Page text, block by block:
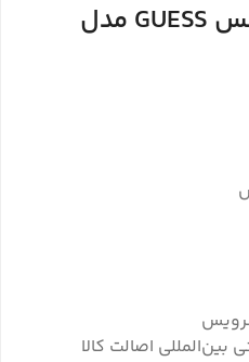
ساعت مچی مردانه گس GUESS مدل
بین‌المللی اصالت کالا